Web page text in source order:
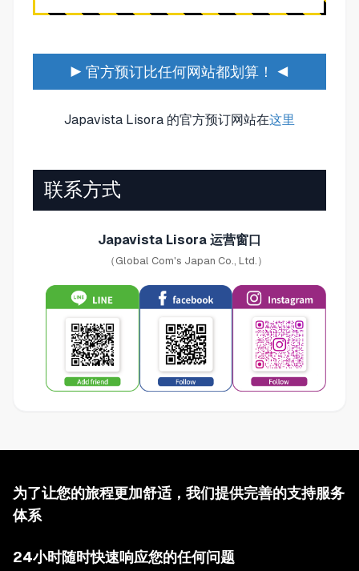
▶ 官方预订比任何网站都划算！ ◀
Japavista Lisora 的官方预订网站在这里
联系方式
Japavista Lisora 运营窗口
（Global Com's Japan Co., Ltd.）
为了让您的旅程更加舒适，我们提供完善的支持服务
体系
24小时随时快速响应您的任何问题